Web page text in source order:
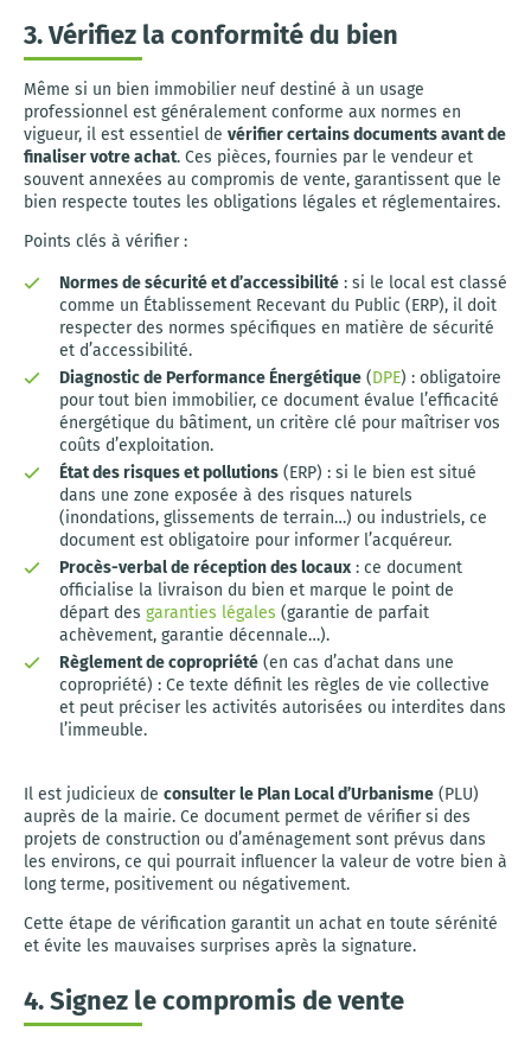
3. Vérifiez la conformité du bien
Même si un bien immobilier neuf destiné à un usage
professionnel est généralement conforme aux normes en
vigueur, il est essentiel de vérifier certains documents avant de
finaliser votre achat. Ces pièces, fournies par le vendeur et
souvent annexées au compromis de vente, garantissent que le
bien respecte toutes les obligations légales et réglementaires.
Points clés à vérifier :
Normes de sécurité et d’accessibilité : si le local est classé
comme un Établissement Recevant du Public (ERP), il doit
respecter des normes spécifiques en matière de sécurité
et d’accessibilité.
Diagnostic de Performance Énergétique (DPE) : obligatoire
pour tout bien immobilier, ce document évalue l’efficacité
énergétique du bâtiment, un critère clé pour maîtriser vos
coûts d’exploitation.
État des risques et pollutions (ERP) : si le bien est situé
dans une zone exposée à des risques naturels
(inondations, glissements de terrain…) ou industriels, ce
document est obligatoire pour informer l’acquéreur.
Procès-verbal de réception des locaux : ce document
officialise la livraison du bien et marque le point de
départ des garanties légales (garantie de parfait
achèvement, garantie décennale…).
Règlement de copropriété (en cas d’achat dans une
copropriété) : Ce texte définit les règles de vie collective
et peut préciser les activités autorisées ou interdites dans
l’immeuble.
Il est judicieux de consulter le Plan Local d’Urbanisme (PLU)
auprès de la mairie. Ce document permet de vérifier si des
projets de construction ou d’aménagement sont prévus dans
les environs, ce qui pourrait influencer la valeur de votre bien à
long terme, positivement ou négativement.
Cette étape de vérification garantit un achat en toute sérénité
et évite les mauvaises surprises après la signature.
4. Signez le compromis de vente